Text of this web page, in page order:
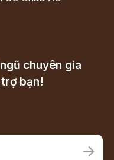
chuyên gia
bạn!